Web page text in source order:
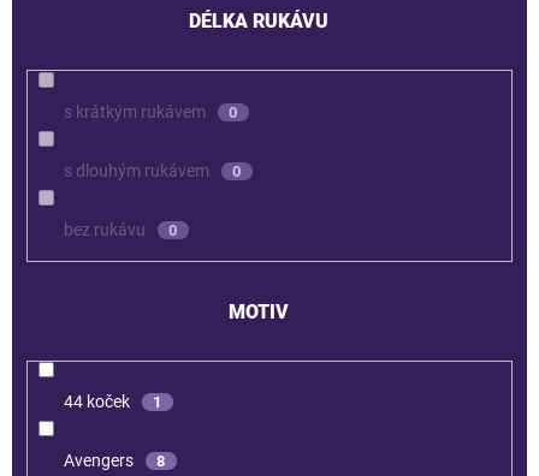
DÉLKA RUKÁVU
s krátkým rukávem 0
s dlouhým rukávem 0
bez rukávu 0
MOTIV
44 koček 1
Avengers 8